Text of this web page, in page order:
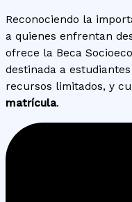
Reconociendo la
a quienes enfrentan
ofrece la Beca
destinada a
recursos limitados, y
matrícula.